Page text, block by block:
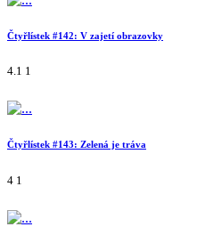
Čtyřlístek #142: V zajetí obrazovky
4.1 1
Čtyřlístek #143: Zelená je tráva
4 1